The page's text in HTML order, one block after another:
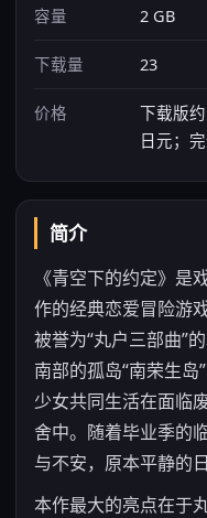
容量 2 GB
下载量 23
价格
下载版
日元；
简介
《青空下的约定》是
作的经典恋爱冒险游
被誉为“丸户三部曲”
南部的孤岛“南荣生
少女共同生活在面临
舍中。随着毕业季的
与不安，原本平静的
本作最大的亮点在于